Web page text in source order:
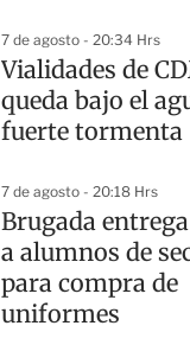
7 de agosto - 20:34 Hrs
Vialidades de
queda bajo el
fuerte tormenta
7 de agosto - 20:18 Hrs
Brugada
a alumnos de
para compra de
uniformes